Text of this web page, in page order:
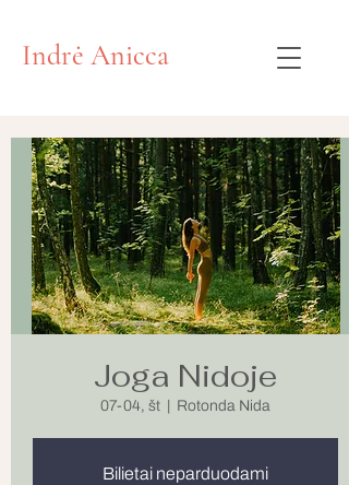
Indrė Anicca
Joga Nidoje
07-04, št Rotonda Nida
Bilietai neparduodami